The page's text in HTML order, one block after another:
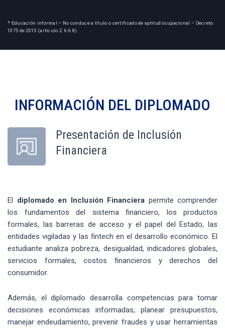
* Educación informal – No conduce a título o certificado de aptitud ocupacional – Decreto
1075 de 2015 (artículo 2.6.6.8).
INFORMACIÓN DEL DIPLOMADO
Presentación de Inclusión
Financiera
El diplomado en Inclusión Financiera permite comprender
los fundamentos del sistema financiero, los productos
formales, las barreras de acceso y el papel del Estado, las
entidades vigiladas y las fintech en el desarrollo económico. El
estudiante analiza pobreza, desigualdad, indicadores globales,
servicios formales, costos financieros y derechos del
consumidor.
Además, el diplomado desarrolla competencias para tomar
decisiones económicas informadas, planear presupuestos,
manejar endeudamiento, prevenir fraudes y usar herramientas